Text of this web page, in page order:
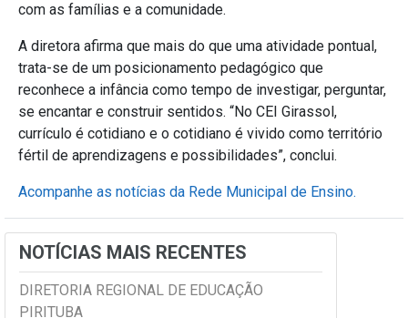
com as famílias e a comunidade.
A diretora afirma que mais do que uma atividade pontual,
trata-se de um posicionamento pedagógico que
reconhece a infância como tempo de investigar, perguntar,
se encantar e construir sentidos. “No CEI Girassol,
currículo é cotidiano e o cotidiano é vivido como território
fértil de aprendizagens e possibilidades”, conclui.
Acompanhe as notícias da Rede Municipal de Ensino.
NOTÍCIAS MAIS RECENTES
DIRETORIA REGIONAL DE EDUCAÇÃO
PIRITUBA